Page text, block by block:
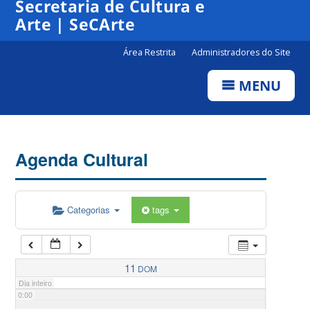
Secretaria de Cultura e
Arte | SeCArte
Área Restrita Administradores do Site
MENU
Agenda Cultural
Categorias tags
11 DOM
Dia inteiro
0:00